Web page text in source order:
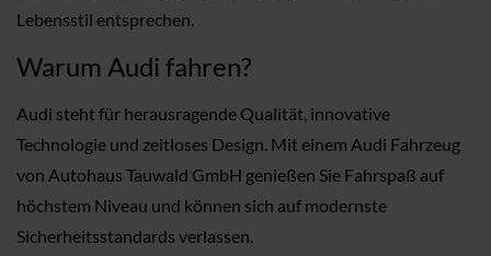
Lebensstil entsprechen.
Warum Audi fahren?
Audi steht für herausragende Qualität, innovative
Technologie und zeitloses Design. Mit einem Audi Fahrzeug
von Autohaus Tauwald GmbH genießen Sie Fahrspaß auf
höchstem Niveau und können sich auf modernste
Sicherheitsstandards verlassen.